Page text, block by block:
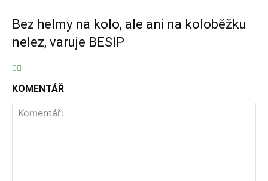
Bez helmy na kolo, ale ani na koloběžku
nelez, varuje BESIP
KOMENTÁŘ